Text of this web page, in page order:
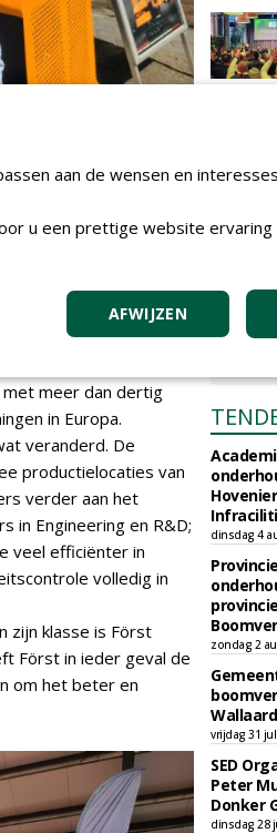
werd
'Ons lange
machines door onze
welkom, omdat ze
Na de lancering
van Europa en
Först
meer dan dertig
in Europa.
veranderd. De
productielocaties van
verder aan het
in Engineering en R&D;
veel efficiënter in
volledig in
zijn klasse is Först
Först in ieder geval de
om het beter en
dinsdag 4
zondag 2
vrijdag 31
SED
Peter
Donker
dinsdag 28
aan de wensen en
u een prettige website ervaring
AFWIJZEN